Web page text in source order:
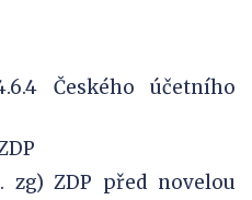
Českého účetního
ZDP před novelou